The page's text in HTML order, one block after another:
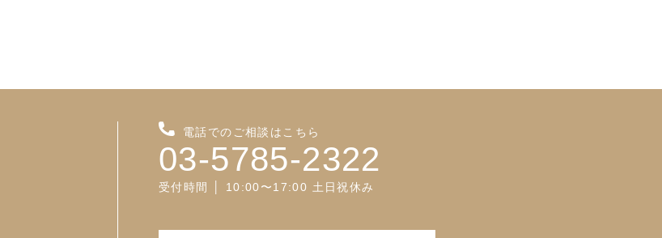
電話でのご相談はこちら
03-5785-2322
受付時間 │ 10:00〜17:00 土日祝休み